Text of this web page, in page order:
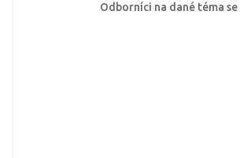
Odborníci na dané téma